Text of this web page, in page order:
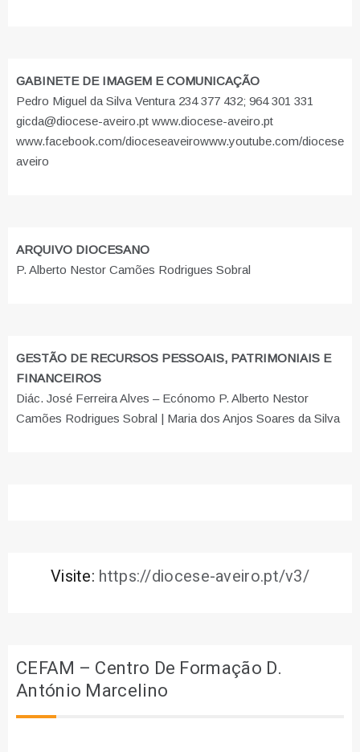
GABINETE DE IMAGEM E COMUNICAÇÃO
Pedro Miguel da Silva Ventura 234 377 432; 964 301 331
gicda@diocese-aveiro.pt www.diocese-aveiro.pt
www.facebook.com/dioceseaveirowww.youtube.com/diocese
aveiro
ARQUIVO DIOCESANO
P. Alberto Nestor Camões Rodrigues Sobral
GESTÃO DE RECURSOS PESSOAIS, PATRIMONIAIS E
FINANCEIROS
Diác. José Ferreira Alves – Ecónomo P. Alberto Nestor
Camões Rodrigues Sobral | Maria dos Anjos Soares da Silva
Visite: https://diocese-aveiro.pt/v3/
CEFAM – Centro De Formação D.
António Marcelino